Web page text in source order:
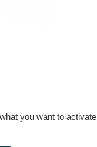
you want to activate